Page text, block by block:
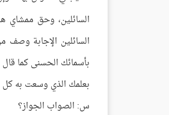
السائلين، وحق
السائلين الإجابة وصف
بأسمائك الحسنى كما قال
بعلمك الذي وسعت به
س: الصواب الجواز؟